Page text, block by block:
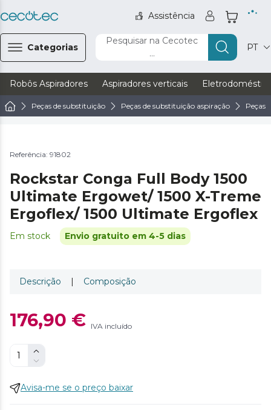
Assistência
Categorias
Pesquisar na Cecotec
...
PT
Robôs Aspiradores Aspiradores verticais
Peças de substituição Peças de substituição aspiração Peças
Referência: 91802
Rockstar Conga Full Body 1500
Ultimate Ergowet/ 1500 X-Treme
Ergoflex/ 1500 Ultimate Ergoflex
Em stock Envio gratuito em 4-5 dias
Descrição | Composição
176,90 € IVA incluído
Avisa-me se o preço baixar